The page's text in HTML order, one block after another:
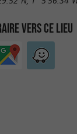
VERS CE LIEU